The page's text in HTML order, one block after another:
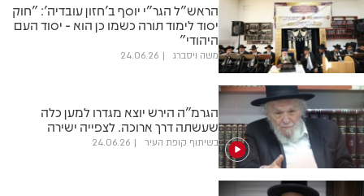
הראש"ל הגר"י יוסף ב'חזון עובדיה': "חוק
יסוד לימוד תורה כשמו כן הוא - יסוד העם
היהודי"
משה ויסברג 24.06.26
הגרמ"ה הירש יוצא מגדרו למען כלה
שעשתה דרך ארוכה. לצפייה ישירה
בשיתוף קופת העיר 24.06.26